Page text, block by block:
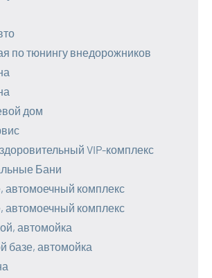
по тюнингу внедорожников
дом
VIP-комплекс
Бани
автомоечный комплекс
автомоечный комплекс
автомойка
базе, автомойка